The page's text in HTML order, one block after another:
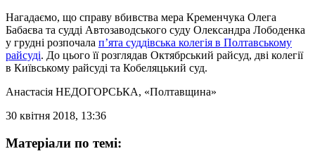
Нагадаємо, що справу вбивства мера Кременчука Олега
Бабаєва та судді Автозаводського суду Олександра Лободенка
у грудні розпочала п’ята суддівська колегія в Полтавському
райсуді. До цього її розглядав Октябрський райсуд, дві колегії
в Київському райсуді та Кобеляцький суд.
Анастасія НЕДОГОРСЬКА, «Полтавщина»
30 квітня 2018, 13:36
Матеріали по темі: